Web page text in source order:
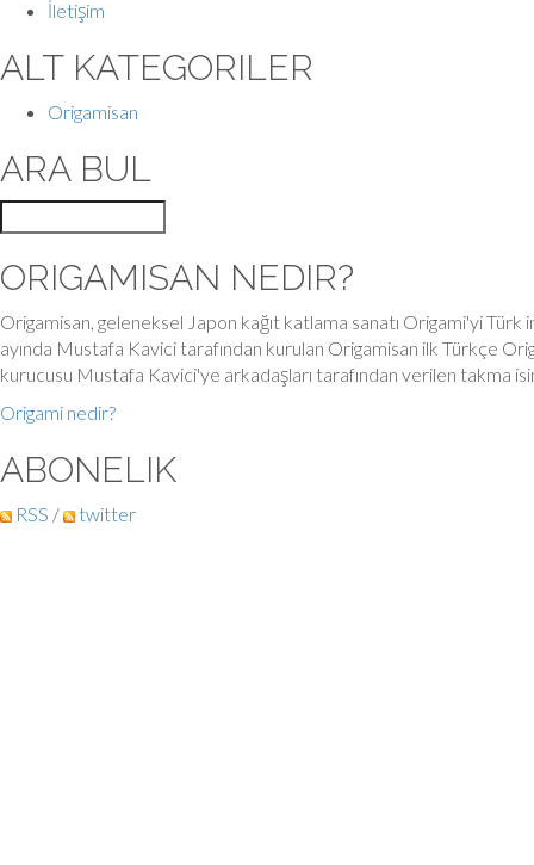
İletişim
ALT KATEGORILER
Origamisan
ARA BUL
ORIGAMISAN NEDIR?
Origamisan, geleneksel Japon kağıt katlama sanatı Origami'yi Türk
ayında Mustafa Kavici tarafından kurulan Origamisan ilk Türkçe
kurucusu Mustafa Kavici'ye arkadaşları tarafından verilen takma
Origami nedir?
ABONELIK
RSS / twitter